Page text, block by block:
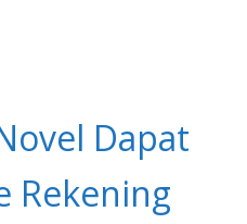
Dapat
Rekening